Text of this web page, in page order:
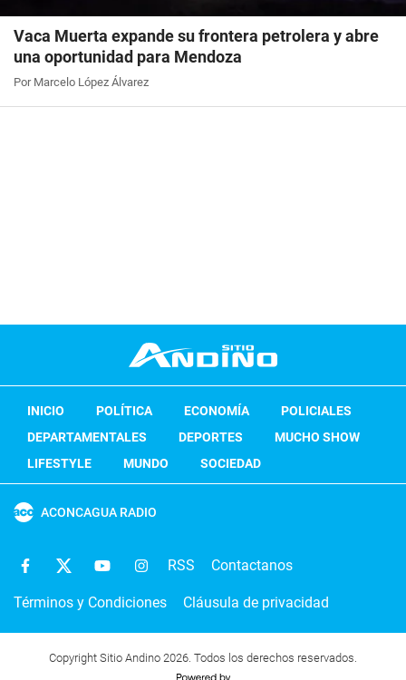
Vaca Muerta expande su frontera petrolera y abre
una oportunidad para Mendoza
Por Marcelo López Álvarez
INICIO POLÍTICA ECONOMÍA
POLICIALES
DEPARTAMENTALES
DEPORTES
MUCHO SHOW
LIFESTYLE
MUNDO SOCIEDAD
ACONCAGUA RADIO
RSS Contactanos
Términos y Condiciones Cláusula de privacidad
Copyright Sitio Andino 2026. Todos los derechos reservados.